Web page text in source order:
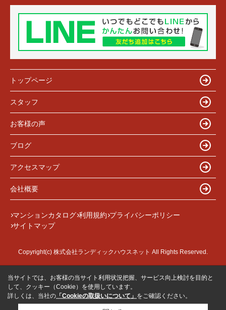
トップページ
スタッフ
お客様の声
ブログ
アクセスマップ
会社概要
マンションカタログ 利用規約 プライバシーポリシー
サイトマップ
Copyright(c) 株式会社ランディックハウスネット All Rights Reserved.
当サイトでは、お客様の当サイト利用状況把握、サービス向上検討を目的と
して、クッキー（Cookie）を使用しています。
詳しくは、当社の 「Cookieの取扱いについて」 をご確認ください。